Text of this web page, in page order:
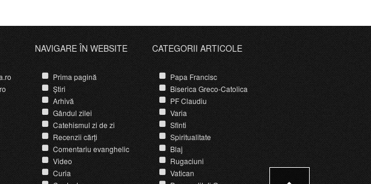
NAVIGARE ÎN WEBSITE
Prima pagină
Știri
Arhivă
Gândul zilei
Catehismul zi de zi
Recenzii cărți
Comentariu evanghelic
Video
Curia
CATEGORII ARTICOLE
Papa Francisc
Biserica Greco-Catolica
PF Claudiu
Varia
Sfinti
Spiritualitate
Blaj
Rugaciuni
Vatican